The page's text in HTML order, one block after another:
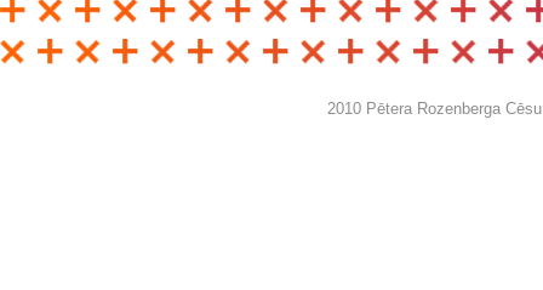
2010 Pētera Rozenberga